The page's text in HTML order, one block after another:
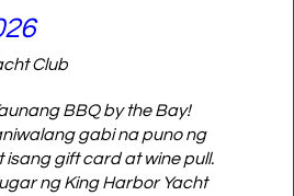
Club
BBQ by the Bay!
gabi na puno ng
gift card at wine pull.
ng King Harbor Yacht